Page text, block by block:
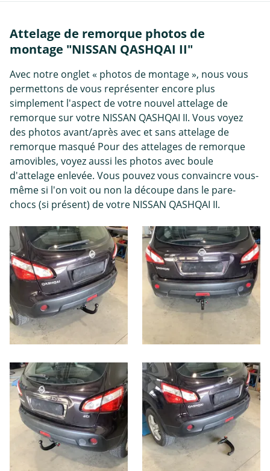
Attelage de remorque photos de
montage "NISSAN QASHQAI II"
Avec notre onglet « photos de montage », nous vous
permettons de vous représenter encore plus
simplement l'aspect de votre nouvel attelage de
remorque sur votre NISSAN QASHQAI II. Vous voyez
des photos avant/après avec et sans attelage de
remorque masqué Pour des attelages de remorque
amovibles, voyez aussi les photos avec boule
d'attelage enlevée. Vous pouvez vous convaincre vous-
même si l'on voit ou non la découpe dans le pare-
chocs (si présent) de votre NISSAN QASHQAI II.